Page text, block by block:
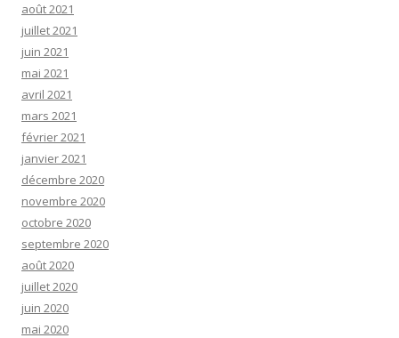
août 2021
juillet 2021
juin 2021
mai 2021
avril 2021
mars 2021
février 2021
janvier 2021
décembre 2020
novembre 2020
octobre 2020
septembre 2020
août 2020
juillet 2020
juin 2020
mai 2020